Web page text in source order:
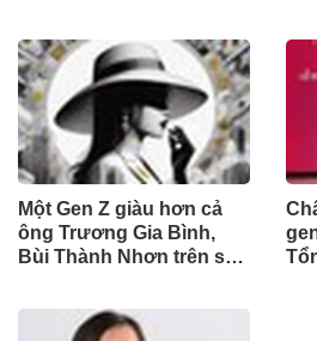
nhuận năm 2026
Một Gen Z giàu hơn cả
ông Trương Gia Bình,
Bùi Thành Nhơn trên sàn